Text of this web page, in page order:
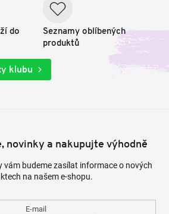
do
Seznamy oblíbených
produktů
klubu
novinky a nakupujte výhodně
vám budeme zasílat informace o nových
na našem e-shopu.
E-mail